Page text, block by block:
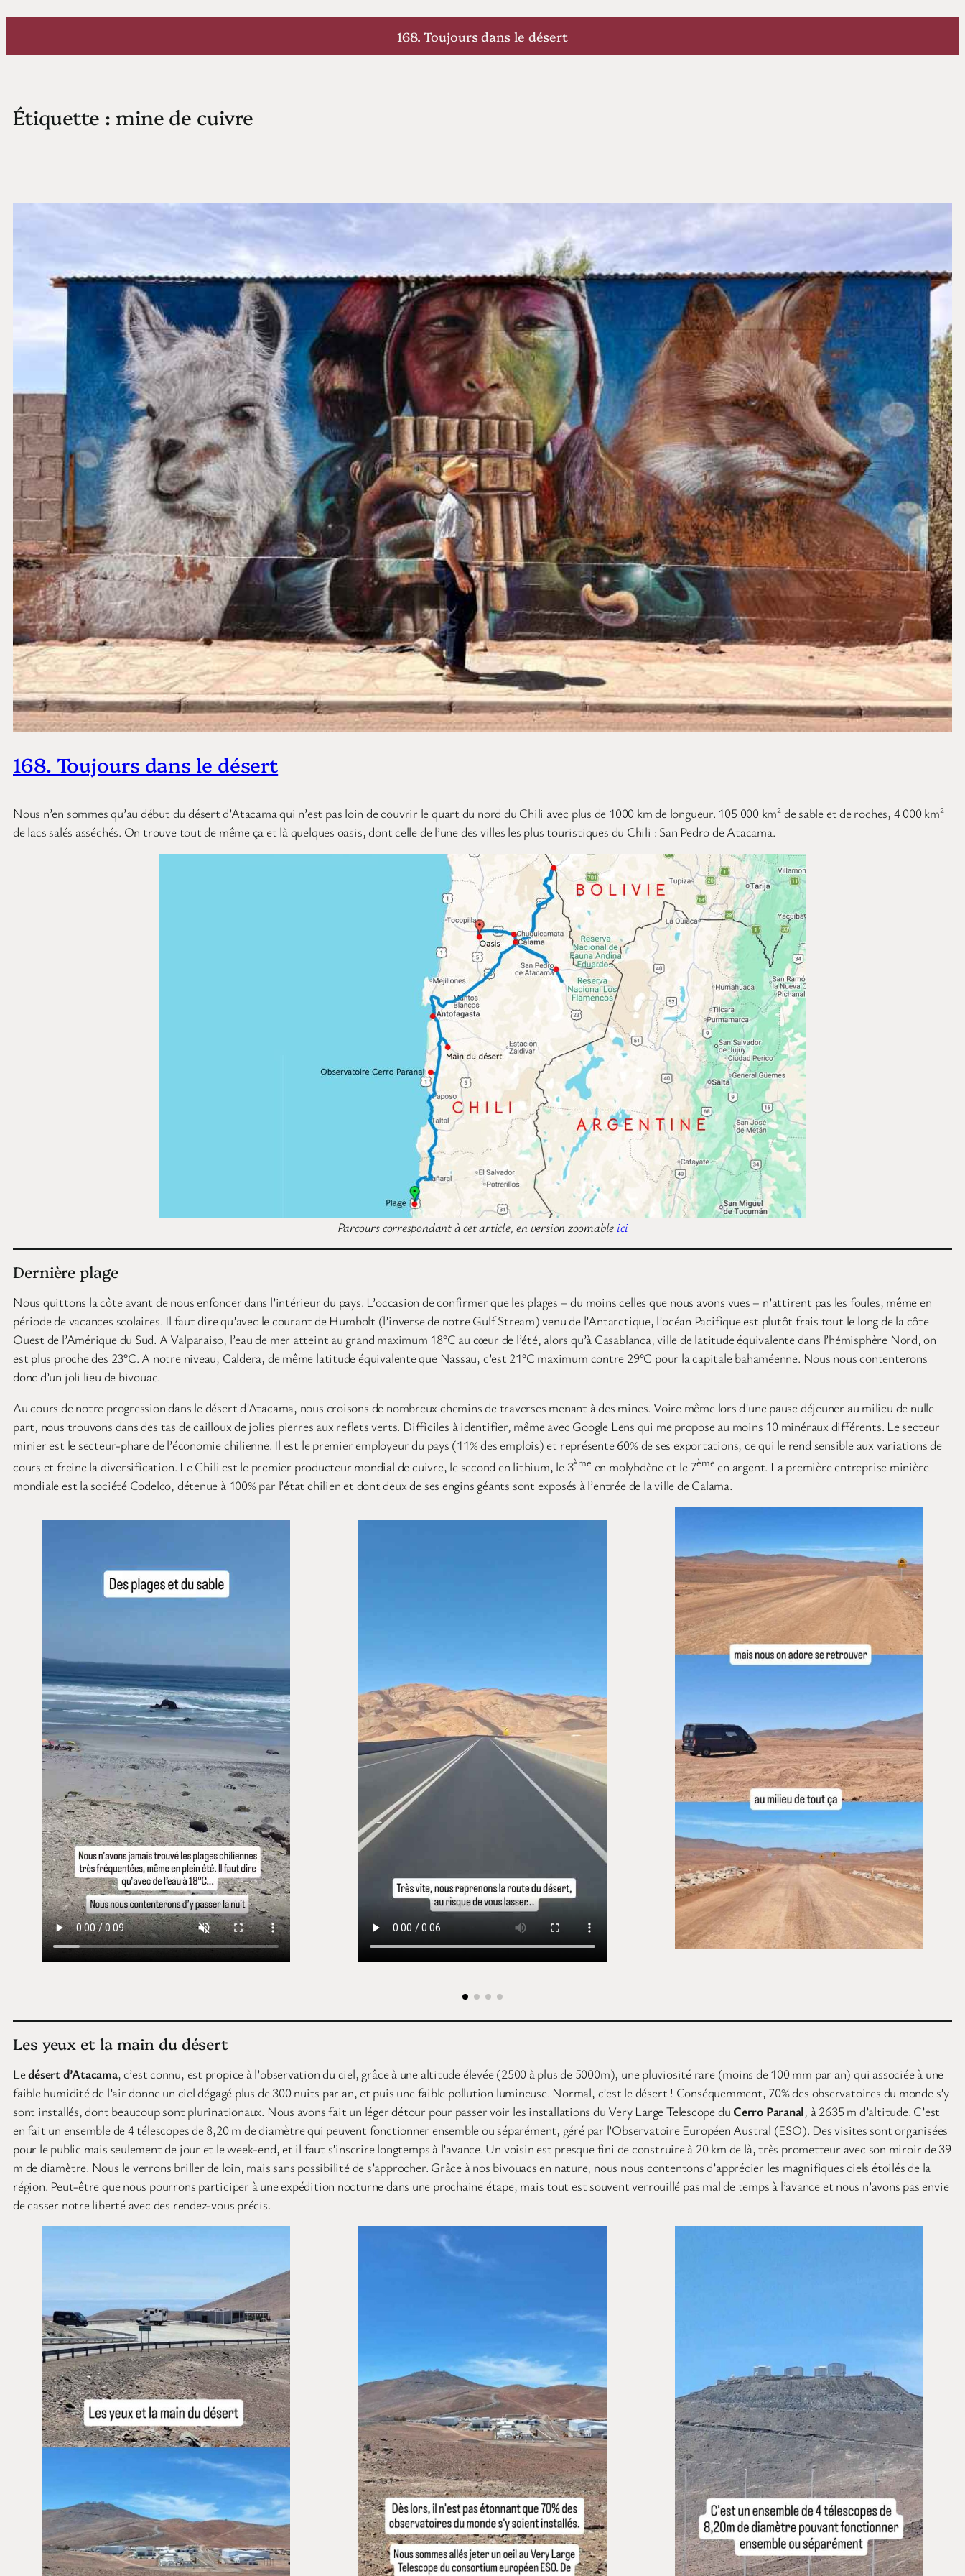
Aller
contenu
168. Toujours dans le désert
Étiquette : mine de cuivre
168. Toujours dans le désert
Nous n’en sommes qu’au début du désert d’Atacama qui n’est pas loin de couvrir le quart du nord du Chili avec plus de 1000 km de longueur. 105 000 km² de sable et de roches, 4 000 km²
de lacs salés asséchés. On trouve tout de même ça et là quelques oasis, dont celle de l’une des villes les plus touristiques du Chili : San Pedro de Atacama.
Parcours correspondant à cet article, en version zoomable ici
Dernière plage
Nous quittons la côte avant de nous enfoncer dans l’intérieur du pays. L’occasion de confirmer que les plages – du moins celles que nous avons vues – n’attirent pas les foules, même en
période de vacances scolaires. Il faut dire qu’avec le courant de Humbolt (l’inverse de notre Gulf Stream) venu de l’Antarctique, l’océan Pacifique est plutôt frais tout le long de la côte
Ouest de l’Amérique du Sud. A Valparaiso, l’eau de mer atteint au grand maximum 18°C au cœur de l’été, alors qu’à Casablanca, ville de latitude équivalente dans l’hémisphère Nord, on
est plus proche des 23°C. A notre niveau, Caldera, de même latitude équivalente que Nassau, c’est 21°C maximum contre 29°C pour la capitale bahaméenne. Nous nous contenterons
donc d’un joli lieu de bivouac.
Au cours de notre progression dans le désert d’Atacama, nous croisons de nombreux chemins de traverses menant à des mines. Voire même lors d’une pause déjeuner au milieu de nulle
part, nous trouvons dans des tas de cailloux de jolies pierres aux reflets verts. Difficiles à identifier, même avec Google Lens qui me propose au moins 10 minéraux différents. Le secteur
minier est le secteur-phare de l’économie chilienne. Il est le premier employeur du pays (11% des emplois) et représente 60% de ses exportations, ce qui le rend sensible aux variations de
cours et freine la diversification. Le Chili est le premier producteur mondial de cuivre, le second en lithium, le 3ème en molybdène et le 7ème en argent. La première entreprise minière
mondiale est la société Codelco, détenue à 100% par l’état chilien et dont deux de ses engins géants sont exposés à l’entrée de la ville de Calama.
Les yeux et la main du désert
Ledésert d’Atacama, c’est connu, est propice à l’observation du ciel, grâce à une altitude élevée (2500 à plus de 5000m), une pluviosité rare (moins de 100 mm par an) qui associée à une
faible humidité de l’air donne un ciel dégagé plus de 300 nuits par an, et puis une faible pollution lumineuse. Normal, c’est le désert ! Conséquemment, 70% des observatoires du monde s’y
sont installés, dont beaucoup sont plurinationaux. Nous avons fait un léger détour pour passer voir les installations du Very Large Telescope du Cerro Paranal, à 2635 m d’altitude. C’est
en fait un ensemble de 4 télescopes de 8,20 m de diamètre qui peuvent fonctionner ensemble ou séparément, géré par l’Observatoire Européen Austral (ESO). Des visites sont organisées
pour le public mais seulement de jour et le week-end, et il faut s’inscrire longtemps à l’avance. Un voisin est presque fini de construire à 20 km de là, très prometteur avec son miroir de 39
m de diamètre. Nous le verrons briller de loin, mais sans possibilité de s’approcher. Grâce à nos bivouacs en nature, nous nous contentons d’apprécier les magnifiques ciels étoilés de la
région. Peut-être que nous pourrons participer à une expédition nocturne dans une prochaine étape, mais tout est souvent verrouillé pas mal de temps à l’avance et nous n’avons pas envie
de casser notre liberté avec des rendez-vous précis.